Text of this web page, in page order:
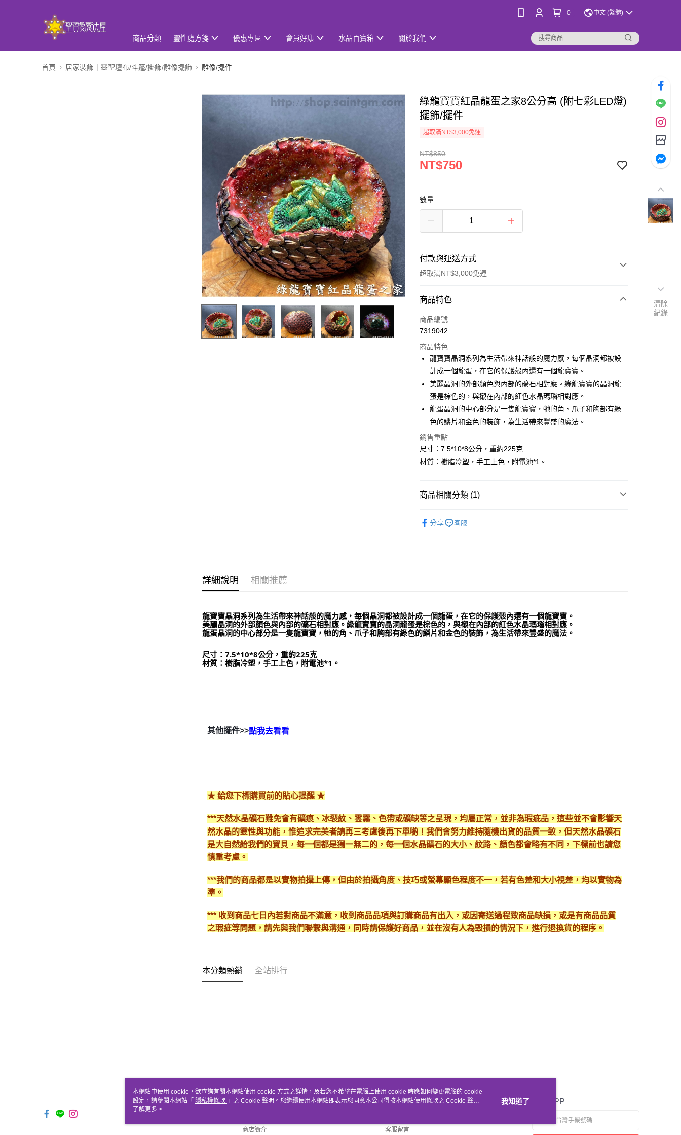
0 中文 (繁體)
商品分類 靈性處方箋 優惠專區 會員好康 水晶百寶箱 關於我們
首頁 居家裝飾｜🧸聖壇布/斗篷/掛飾/雕像擺飾 雕像/擺件
綠龍寶寶紅晶龍蛋之家8公分高 (附七彩LED燈)
擺飾/擺件
超取滿NT$3,000免運
NT$850
NT$750
數量
付款與運送方式
超取滿NT$3,000免運
付款方式
信用卡一次付款
LINE Pay
Apple Pay
街口支付
悠遊付
運送方式
每筆NT$80，滿NT$3,000(含以上)免運費
每筆NT$80，滿NT$3,000(含以上)免運費
付款後門市自取
免運費
商品特色
商品編號
7319042
商品特色
龍寶寶晶洞系列為生活帶來神話般的魔力感，每個晶洞都被設
計成一個龍蛋，在它的保護殼內還有一個龍寶寶。
美麗晶洞的外部顏色與內部的礦石相對應。綠龍寶寶的晶洞龍
蛋是棕色的，與襯在內部的紅色水晶瑪瑙相對應。
龍蛋晶洞的中心部分是一隻龍寶寶，牠的角、爪子和胸部有綠
色的鱗片和金色的裝飾，為生活帶來豐盛的魔法。
銷售重點
尺寸：7.5*10*8公分，重約225克
材質：樹脂冷塑，手工上色，附電池*1。
商品相關分類 (1)
分享
客服
詳細說明 相關推薦
龍寶寶晶洞系列為生活帶來神話般的魔力感，每個晶洞都被設計成一個龍蛋，在它的保護殼內還有一個龍寶寶。
美麗晶洞的外部顏色與內部的礦石相對應。綠龍寶寶的晶洞龍蛋是棕色的，與襯在內部的紅色水晶瑪瑙相對應。
龍蛋晶洞的中心部分是一隻龍寶寶，牠的角、爪子和胸部有綠色的鱗片和金色的裝飾，為生活帶來豐盛的魔法。
尺寸：7.5*10*8公分，重約225克
材質：樹脂冷塑，手工上色 ， 附電池*1。
其他擺件>>點我去看看
★ 給您下標購買前的貼心提醒 ★
***天然水晶礦石難免會有礦痕、冰裂紋、雲霧、色帶或礦缺等之呈現，均屬正常，並非為瑕疵品，這些並不會影響天
然水晶的靈性與功能，惟追求完美者請再三考慮後再下單喲！我們會努力維持隨機出貨的品質一致，但天然水晶礦石
是大自然給我們的寶貝，每一個都是獨一無二的，每一個水晶礦石的大小、紋路、顏色都會略有不同，下標前也請您
慎重考慮。
***我們的商品都是以實物拍攝上傳，但由於拍攝角度、技巧或螢幕顯色程度不一，若有色差和大小視差，均以實物為
準。
*** 收到商品七日內若對商品不滿意，收到商品品項與訂購商品有出入，或因寄送過程致商品缺損，或是有商品品質
之瑕疵等問題，請先與我們聯繫與溝通，同時請保護好商品，並在沒有人為毀損的情況下，進行退換貨的程序。
本分類熱銷 全站排行
關於我們
商店簡介
客服資訊
客服留言
官方APP
清除
紀錄
本網站中使用 cookie，欲查詢有關本網站使用 cookie 方式之詳情，及若您不希望在電腦上使用 cookie 時應如何變更電腦的 cookie
設定，請參閱本網站「 隱私權條款 」之 Cookie 聲明。您繼續使用本網站即表示您同意本公司得按本網站使用條款之 Cookie 聲明
使用 cookie。
了解更多 >
我知道了